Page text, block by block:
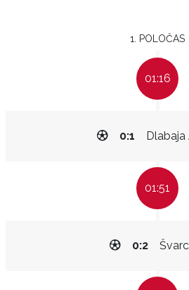
1. POLOČAS
01:16
Dlabaja
0:1
01:51
0:2